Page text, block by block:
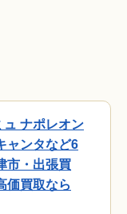
ナポレオン
ャンタなど6
市・出張買
価買取なら